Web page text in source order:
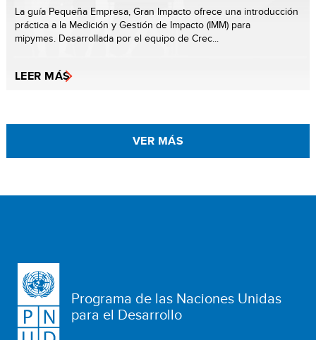
La guía Pequeña Empresa, Gran Impacto ofrece una introducción
práctica a la Medición y Gestión de Impacto (IMM) para
mipymes. Desarrollada por el equipo de Crec...
LEER MÁS
VER MÁS
Programa de las Naciones Unidas
para el Desarrollo